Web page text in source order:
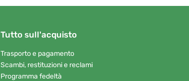
Tutto sull'acquisto
Trasporto e pagamento
Scambi, restituzioni e reclami
Programma fedeltà